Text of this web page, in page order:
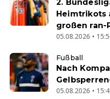
2.
Heimtrikots
großen ran-
05.08.2026 •
Fußball
Nach
05.08.2026 •